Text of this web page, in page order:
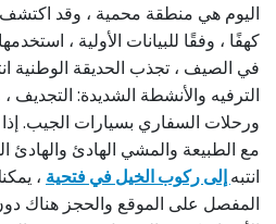
كهفًا ، وفقًا للبيانات الأولية ،
في الصيف ، تجذب الحديقة الوطنية
الترفيه والأنشطة الشديدة:
ورحلات السفاري بسيارات الجيب.
مع الطبيعة والمشي الهادئ والهادئ
انتبهإلى ركوب الخيل في فتحية ،
المفصل على الموقع والحجز هناك